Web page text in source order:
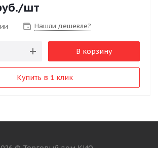
/шт
Нашли дешевле?
В корзину
Купить в 1 клик